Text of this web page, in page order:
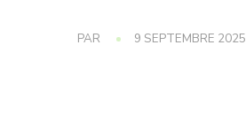
PAR 9 SEPTEMBRE 2025